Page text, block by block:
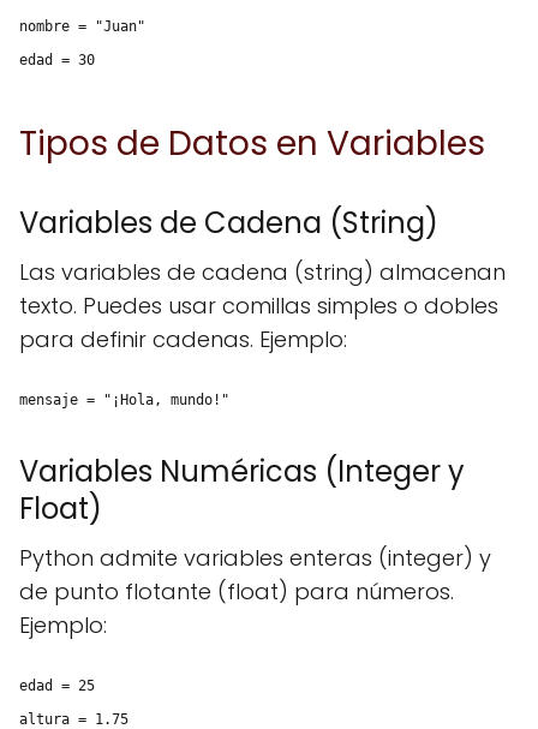
nombre = "Juan"
edad = 30
Tipos de Datos en Variables
Variables de Cadena (String)
Las variables de cadena (string) almacenan
texto. Puedes usar comillas simples o dobles
para definir cadenas. Ejemplo:
mensaje = "¡Hola, mundo!"
Variables Numéricas (Integer y
Float)
Python admite variables enteras (integer) y
de punto flotante (float) para números.
Ejemplo:
edad = 25
altura = 1.75